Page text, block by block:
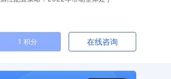
在线咨询
1 积分